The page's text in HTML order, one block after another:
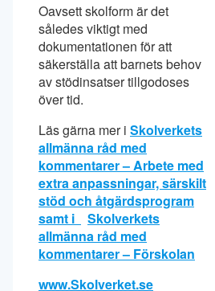
Oavsett skolform är det
således viktigt med
dokumentationen för att
säkerställa att barnets behov
av stödinsatser tillgodoses
över tid.
Läs gärna mer i Skolverkets
allmänna råd med
kommentarer – Arbete med
extra anpassningar, särskilt
stöd och åtgärdsprogram
samt i
Skolverkets
allmänna råd med
kommentarer – Förskolan
www.Skolverket.se